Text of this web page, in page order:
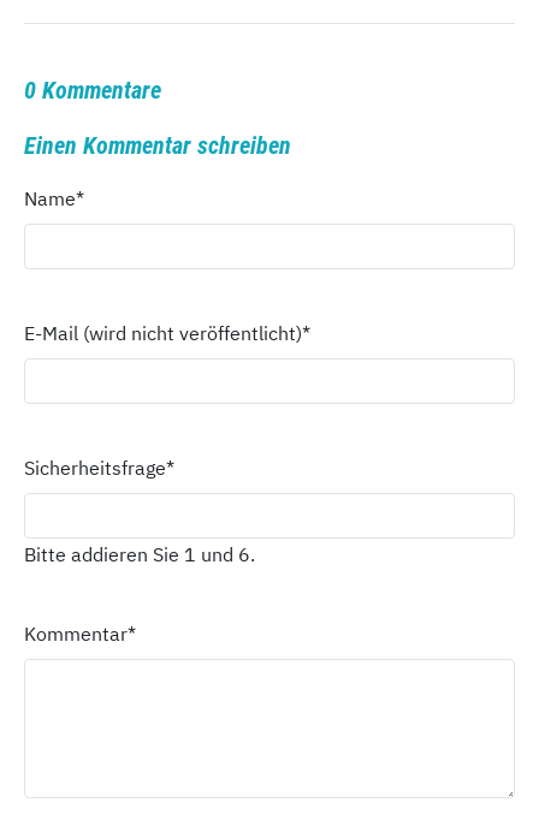
0 Kommentare
Einen Kommentar schreiben
Name*
E-Mail (wird nicht veröffentlicht)*
Sicherheitsfrage*
Bitte addieren Sie 1 und 6.
Kommentar*